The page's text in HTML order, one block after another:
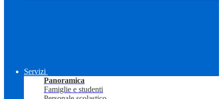
Servizi
Panoramica
Famiglie e studenti